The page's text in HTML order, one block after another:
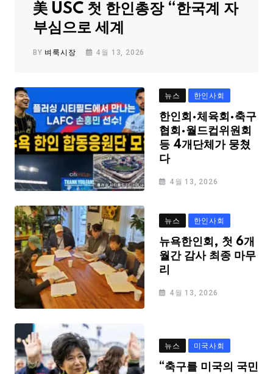
美 USC 첫 한인총장 “한국계 자
부심으로 세계
BY 벼룩시장 4월 13, 2026
뉴스 한인사회
한인회·체육회·축구
협회·월드컵위원회
등 4개단체가 뭉쳤
다
4월 13, 2026
뉴스 한인사회
뉴욕한인회, 첫 6개
월간 감사 최종 마무
리
4월 13, 2026
뉴스 미국사회
“축구를 미국의 국민